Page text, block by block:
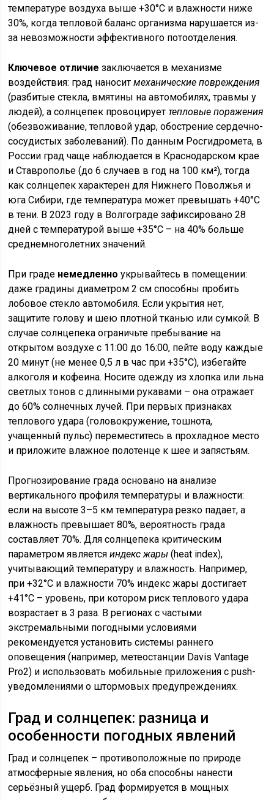
температуре воздуха выше +30°C и влажности ниже
30%, когда тепловой баланс организма нарушается из-
за невозможности эффективного потоотделения.
Ключевое отличие заключается в механизме
воздействия: град наноситмеханические повреждения
(разбитые стекла, вмятины на автомобилях, травмы у
людей), а солнцепек провоцируеттепловые поражения
(обезвоживание, тепловой удар, обострение сердечно-
сосудистых заболеваний). По данным Росгидромета, в
России град чаще наблюдается в Краснодарском крае
и Ставрополье (до 6 случаев в год на 100 км²), тогда
как солнцепек характерен для Нижнего Поволжья и
юга Сибири, где температура может превышать +40°C
в тени. В 2023 году в Волгограде зафиксировано 28
дней с температурой выше +35°C – на 40% больше
среднемноголетних значений.
При граде немедленно укрывайтесь в помещении:
даже градины диаметром 2 см способны пробить
лобовое стекло автомобиля. Если укрытия нет,
защитите голову и шею плотной тканью или сумкой. В
случае солнцепека ограничьте пребывание на
открытом воздухе с 11:00 до 16:00, пейте воду каждые
20 минут (не менее 0,5 л в час при +35°C), избегайте
алкоголя и кофеина. Носите одежду из хлопка или льна
светлых тонов с длинными рукавами – она отражает
до 60% солнечных лучей. При первых признаках
теплового удара (головокружение, тошнота,
учащенный пульс) переместитесь в прохладное место
и приложите влажное полотенце к шее и запястьям.
Прогнозирование града основано на анализе
вертикального профиля температуры и влажности:
если на высоте 3–5 км температура резко падает, а
влажность превышает 80%, вероятность града
составляет 70%. Для солнцепека критическим
параметром являетсяиндекс жары (heat index),
учитывающий температуру и влажность. Например,
при +32°C и влажности 70% индекс жары достигает
+41°C – уровень, при котором риск теплового удара
возрастает в 3 раза. В регионах с частыми
экстремальными погодными условиями
рекомендуется установить системы раннего
оповещения (например, метеостанции Davis Vantage
Pro2) и использовать мобильные приложения с push-
уведомлениями о штормовых предупреждениях.
Град и солнцепек: разница и
особенности погодных явлений
Град и солнцепек – противоположные по природе
атмосферные явления, но оба способны нанести
серьёзный ущерб. Град формируется в мощных